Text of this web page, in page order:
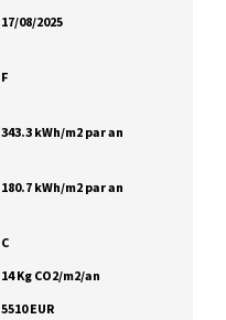
17/08/2025
F
343.3 kWh/m2 par an
180.7 kWh/m2 par an
C
14 Kg CO2/m2/an
5510 EUR